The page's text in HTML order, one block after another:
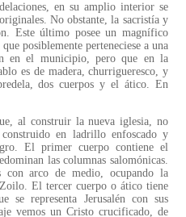
en su amplio interior se
No obstante, la sacristía y
Este último posee un magnífico
posiblemente perteneciese a una
en el municipio, pero que en la
es de madera, churrigueresco, y
dos cuerpos y el ático. En
al construir la nueva iglesia, no
en ladrillo enfoscado y
El primer cuerpo contiene el
las columnas salomónicas.
con arco de medio, ocupando la
El tercer cuerpo o ático tiene
representa Jerusalén con sus
vemos un Cristo crucificado, de